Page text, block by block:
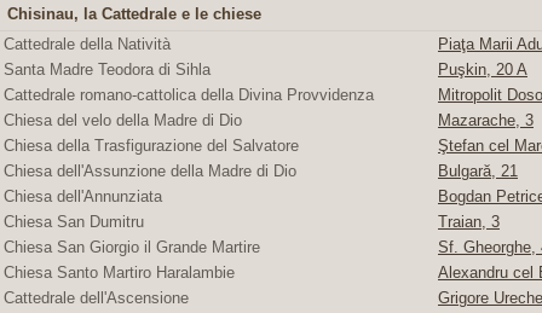
Chisinau, la Cattedrale e le chiese
Cattedrale della Natività
Piaţa Marii
Santa Madre Teodora di Sihla
Puşkin, 20 A
Cattedrale romano-cattolica della Divina Provvidenza
Mitropolit
Chiesa del velo della Madre di Dio
Mazarache, 3
Chiesa della Trasfigurazione del Salvatore
Ştefan cel
Chiesa dell'Assunzione della Madre di Dio
Bulgară, 21
Chiesa dell'Annunziata
Bogdan
Chiesa San Dumitru
Traian, 3
Chiesa San Giorgio il Grande Martire
Sf. Gheorghe,
Chiesa Santo Martiro Haralambie
Alexandru cel
Cattedrale dell'Ascensione
Grigore